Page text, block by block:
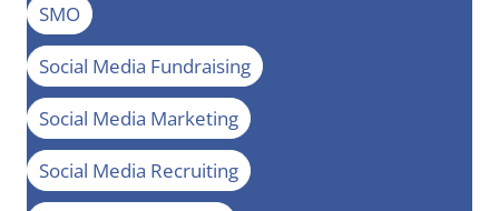
SMO
Social Media Fundraising
Social Media Marketing
Social Media Recruiting